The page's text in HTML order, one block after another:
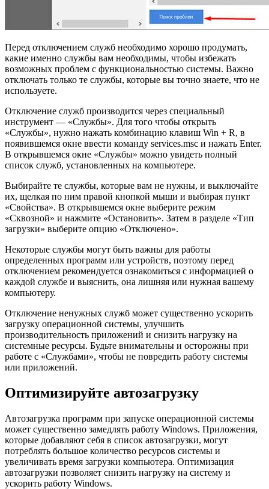
Перед отключением служб необходимо хорошо продумать,
какие именно службы вам необходимы, чтобы избежать
возможных проблем с функциональностью системы. Важно
отключать только те службы, которые вы точно знаете, что не
используете.
Отключение служб производится через специальный
инструмент — «Службы». Для того чтобы открыть
«Службы», нужно нажать комбинацию клавиш Win + R, в
появившемся окне ввести команду services.msc и нажать Enter.
В открывшемся окне «Службы» можно увидеть полный
список служб, установленных на компьютере.
Выбирайте те службы, которые вам не нужны, и выключайте
их, щелкая по ним правой кнопкой мыши и выбирая пункт
«Свойства». В открывшемся окне выберите режим
«Сквозной» и нажмите «Остановить». Затем в разделе «Тип
загрузки» выберите опцию «Отключено».
Некоторые службы могут быть важны для работы
определенных программ или устройств, поэтому перед
отключением рекомендуется ознакомиться с информацией о
каждой службе и выяснить, она лишняя или нужная вашему
компьютеру.
Отключение ненужных служб может существенно ускорить
загрузку операционной системы, улучшить
производительность приложений и снизить нагрузку на
системные ресурсы. Будьте внимательны и осторожны при
работе с «Службами», чтобы не повредить работу системы
или приложений.
Оптимизируйте автозагрузку
Автозагрузка программ при запуске операционной системы
может существенно замедлять работу Windows. Приложения,
которые добавляют себя в список автозагрузки, могут
потреблять большое количество ресурсов системы и
увеличивать время загрузки компьютера. Оптимизация
автозагрузки позволяет снизить нагрузку на систему и
ускорить работу Windows.